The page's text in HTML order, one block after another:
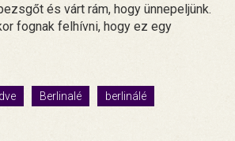
és várt rám, hogy ünnepeljünk.
fognak felhívni, hogy ez egy
Berlinalé
berlinálé